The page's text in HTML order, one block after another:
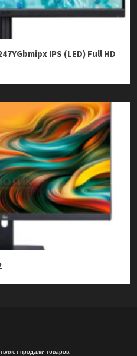
IPS (LED) Full HD
продажи товаров.